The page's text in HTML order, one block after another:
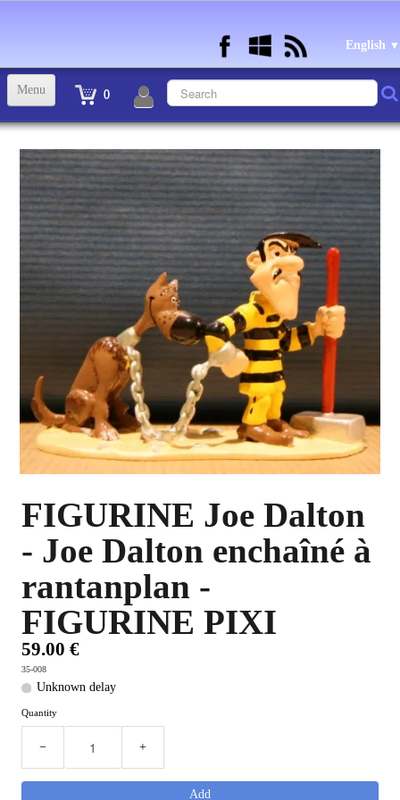
English ▼
0
Menu
TINTIN STATUETTES, OBJETS ET VETEMENTS ▼
STATUETTES BD RESINE et PLOMB▼
ANDRE FRANQUIN OBJETS ET VETEMENTS▼
BECASSINE OU BETTY BOOP OBJETS ET VETEMENTS▼
TEX AVERY OBJETS ET VETEMENTS▼
WARNER OBJETS ET VETEMENTS
PLUS D'OBJETS ET VETEMENTS BD▼
IDEES CADEAUX ET PLUS▼
BYZANCE▼
FIGURINE Joe Dalton
- Joe Dalton enchaîné à
rantanplan -
FIGURINE PIXI
59.00 €
35-008
Unknown delay
Quantity
− +
Add